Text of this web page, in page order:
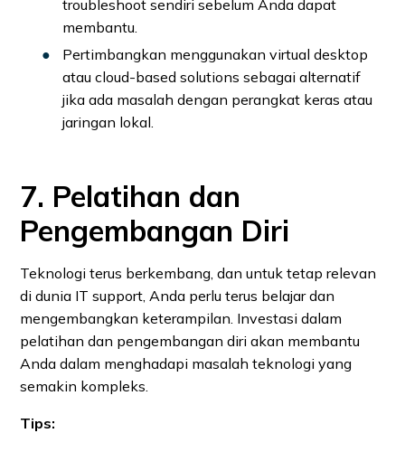
troubleshoot sendiri sebelum Anda dapat
membantu.
Pertimbangkan menggunakan virtual desktop
atau cloud-based solutions sebagai alternatif
jika ada masalah dengan perangkat keras atau
jaringan lokal.
7. Pelatihan dan
Pengembangan Diri
Teknologi terus berkembang, dan untuk tetap relevan
di dunia IT support, Anda perlu terus belajar dan
mengembangkan keterampilan. Investasi dalam
pelatihan dan pengembangan diri akan membantu
Anda dalam menghadapi masalah teknologi yang
semakin kompleks.
Tips: